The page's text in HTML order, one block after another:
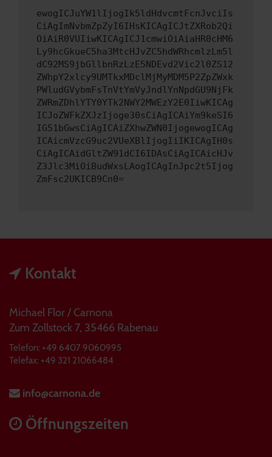
ewogICJuYW1lIjogIk5ldHdvcmtFcnJvciIs
CiAgImNvbmZpZyI6IHsKICAgICJtZXRob2Qi
OiAiR0VUIiwKICAgICJ1cmwiOiAiaHR0cHM6
Ly9hcGkueC5ha3MtcHJvZC5hdWRhcmlzLm5l
dC92MS9jbGllbnRzLzE5NDEvd2Vic2l0ZS12
ZWhpY2xlcy9UMTkxMDclMjMyMDM5P2ZpZWxk
PWludGVybmFsTnVtYmVyJndlYnNpdGU9NjFk
ZWRmZDhlYTY0YTk2NWY2MWEzY2E0IiwKICAg
ICJoZWFkZXJzIjoge30sCiAgICAiYm9keSI6
IG51bGwsCiAgICAiZXhwZWN0IjogewogICAg
ICAicmVzcG9uc2VUeXBlIjogIiIKICAgIH0s
CiAgICAidGltZW91dCI6IDAsCiAgICAicHJv
Z3Jlc3MiOiBudWxsLAogICAgInJpc2t5Ijog
ZmFsc2UKICB9Cn0=
Kontakt
Michael Flor / Carnona
Zum Zollstock 7, 35466 Rabenau
Telefon: +49 6407 9060995
Telefax: +49 321 21066484
info@carnona.de
Öffnungszeiten